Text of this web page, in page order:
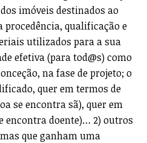
imóveis destinados ao
procedência, qualificação e
utilizados para a sua
efetiva (para tod@s) como
na fase de projeto; o
quer em termos de
se encontra sã), quer em
encontra doente)… 2) outros
que ganham uma